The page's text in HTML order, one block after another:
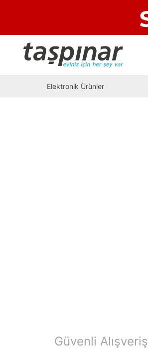
Elektronik Ürünler
Güvenli Alışveriş